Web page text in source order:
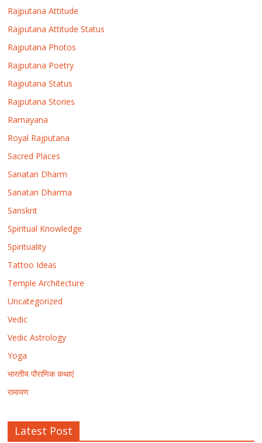
Rajputana Attitude
Rajputana Attitude Status
Rajputana Photos
Rajputana Poetry
Rajputana Status
Rajputana Stories
Ramayana
Royal Rajputana
Sacred Places
Sanatan Dharm
Sanatan Dharma
Sanskrit
Spiritual Knowledge
Spirituality
Tattoo Ideas
Temple Architecture
Uncategorized
Vedic
Vedic Astrology
Yoga
भारतीय पौराणिक कथाएं
रामायण
Latest Post